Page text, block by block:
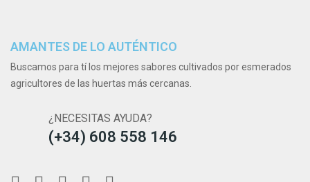
AMANTES DE LO AUTÉNTICO
Buscamos para tí los mejores sabores cultivados por esmerados
agricultores de las huertas más cercanas.
¿NECESITAS AYUDA?
(+34) 608 558 146